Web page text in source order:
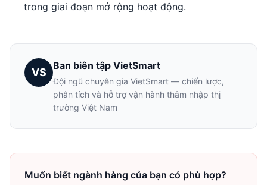
trong giai đoạn mở rộng hoạt động.
VS
Ban biên tập VietSmart
Đội ngũ chuyên gia VietSmart — chiến lược,
phân tích và hỗ trợ vận hành thâm nhập thị
trường Việt Nam
Muốn biết ngành hàng của bạn có phù hợp?